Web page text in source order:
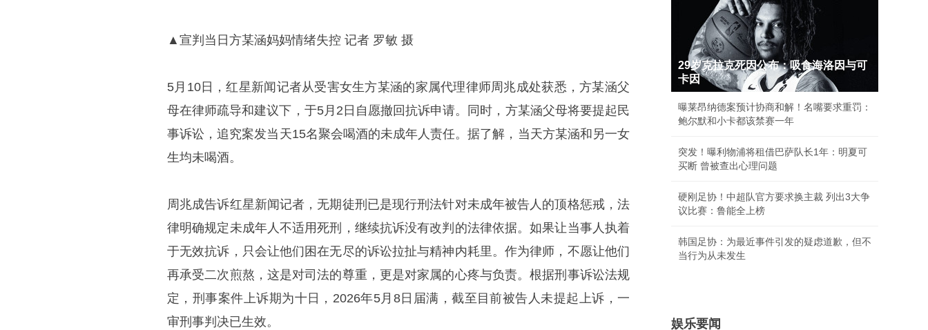
▲宣判当日方某涵妈妈情绪失控 记者 罗敏 摄
5月10日，红星新闻记者从受害女生方某涵的家属代理律师周兆成处获悉，方某涵父
母在律师疏导和建议下，于5月2日自愿撤回抗诉申请。同时，方某涵父母将要提起民
事诉讼，追究案发当天15名聚会喝酒的未成年人责任。据了解，当天方某涵和另一女
生均未喝酒。
周兆成告诉红星新闻记者，无期徒刑已是现行刑法针对未成年被告人的顶格惩戒，法
律明确规定未成年人不适用死刑，继续抗诉没有改判的法律依据。如果让当事人执着
于无效抗诉，只会让他们困在无尽的诉讼拉扯与精神内耗里。作为律师，不愿让他们
再承受二次煎熬，这是对司法的尊重，更是对家属的心疼与负责。根据刑事诉讼法规
定，刑事案件上诉期为十日，2026年5月8日届满，截至目前被告人未提起上诉，一
审刑事判决已生效。
29岁克拉克死因公布：吸食海洛因与可
卡因
曝莱昂纳德案预计协商和解！名嘴要求重罚：
鲍尔默和小卡都该禁赛一年
突发！曝利物浦将租借巴萨队长1年：明夏可
买断 曾被查出心理问题
硬刚足协！中超队官方要求换主裁 列出3大争
议比赛：鲁能全上榜
韩国足协：为最近事件引发的疑虑道歉，但不
当行为从未发生
娱乐要闻